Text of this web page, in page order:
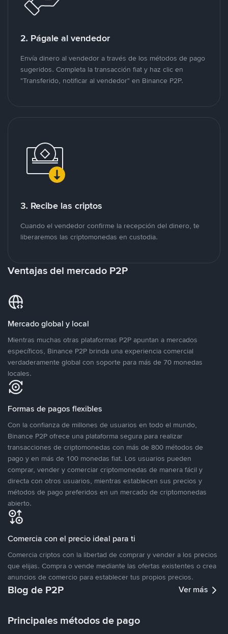
2. Págale al vendedor
Envía dinero al vendedor a través de los métodos de pago
sugeridos. Completa la transacción fiat y haz clic en
"Transferido, notificar al vendedor" en Binance P2P.
3. Recibe las criptos
Cuando el vendedor confirme la recepción del dinero, te
liberaremos las criptomonedas en custodia.
Ventajas del mercado P2P
Mercado global y local
Mientras muchas otras plataformas P2P apuntan a mercados
específicos, Binance P2P brinda una experiencia comercial
verdaderamente global con soporte para más de 70 monedas
locales.
Formas de pagos flexibles
Con la confianza de millones de usuarios en todo el mundo,
Binance P2P ofrece una plataforma segura para realizar
transacciones de criptomonedas con más de 800 métodos de
pago y en más de 100 monedas fiat. Los usuarios pueden
comprar, vender y comerciar criptomonedas de manera fácil y
directa con otros usuarios, mientras establecen sus precios y
métodos de pago preferidos en un mercado de criptomonedas
abierto.
Comercia con el precio ideal para ti
Comercia criptos con la libertad de comprar y vender a los precios
que elijas. Compra o vende mediante las ofertas existentes o crea
anuncios de comercio para establecer tus propios precios.
Blog de P2P Ver más
Principales métodos de pago